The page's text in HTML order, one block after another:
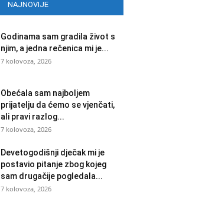
NAJNOVIJE
Godinama sam gradila život s
njim, a jedna rečenica mi je...
7 kolovoza, 2026
Obećala sam najboljem
prijatelju da ćemo se vjenčati,
ali pravi razlog...
7 kolovoza, 2026
Devetogodišnji dječak mi je
postavio pitanje zbog kojeg
sam drugačije pogledala...
7 kolovoza, 2026